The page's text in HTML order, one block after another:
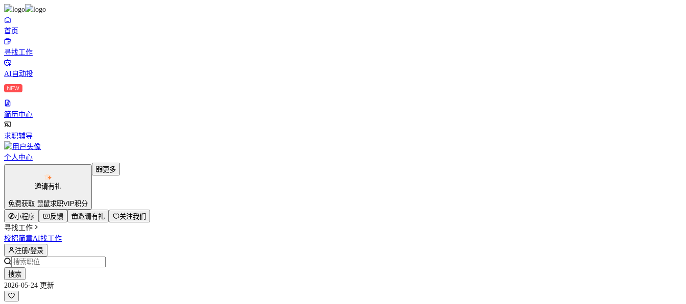
首页
寻找工作
AI自动投
简历中心
求职辅导
个人中心
邀请有礼
免费获取 鼠鼠求职VIP积分
更多
小程序 反馈 邀请有礼
关注我们
寻找工作
校招简章AI找工作
注册/登录
搜索
2026-05-24 更新